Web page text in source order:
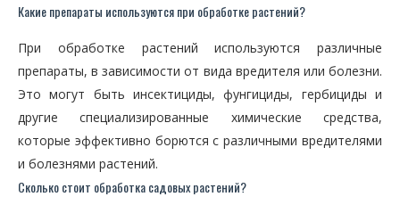
Какие препараты используются при обработке растений?
При обработке растений используются различные
препараты, в зависимости от вида вредителя или болезни.
Это могут быть инсектициды, фунгициды, гербициды и
другие специализированные химические средства,
которые эффективно борются с различными вредителями
и болезнями растений.
Сколько стоит обработка садовых растений?